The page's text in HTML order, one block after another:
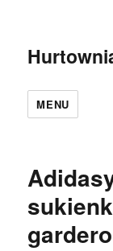
MENU